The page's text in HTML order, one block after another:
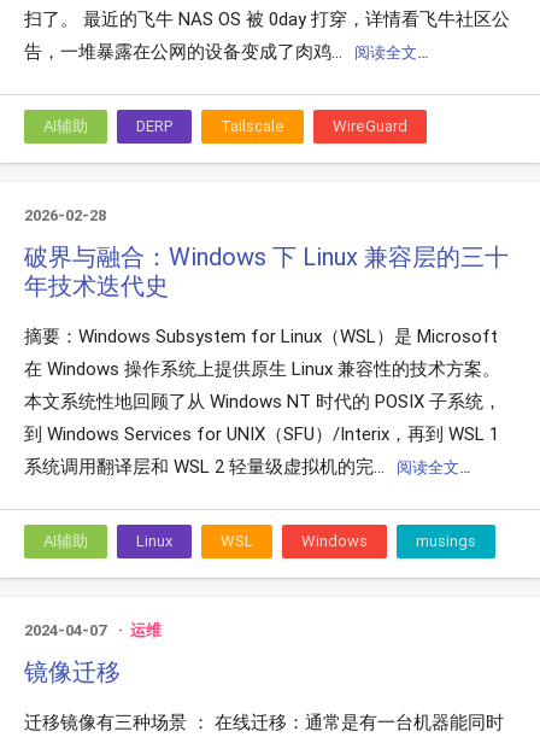
扫了。 最近的飞牛 NAS OS 被 0day 打穿，详情看飞牛社区公
告，一堆暴露在公网的设备变成了肉鸡...
阅读全文…
AI辅助 DERP Tailscale WireGuard
2026-02-28
破界与融合：Windows 下 Linux 兼容层的三十
年技术迭代史
摘要：Windows Subsystem for Linux（WSL）是 Microsoft
在 Windows 操作系统上提供原生 Linux 兼容性的技术方案。
本文系统性地回顾了从 Windows NT 时代的 POSIX 子系统，
到 Windows Services for UNIX（SFU）/Interix，再到 WSL 1
系统调用翻译层和 WSL 2 轻量级虚拟机的完...
阅读全文…
AI辅助 Linux WSL Windows musings
2024-04-07 运维
镜像迁移
迁移镜像有三种场景 ： 在线迁移：通常是有一台机器能同时